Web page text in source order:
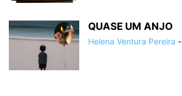
QUASE UM ANJO
Helena Ventura Pereira -